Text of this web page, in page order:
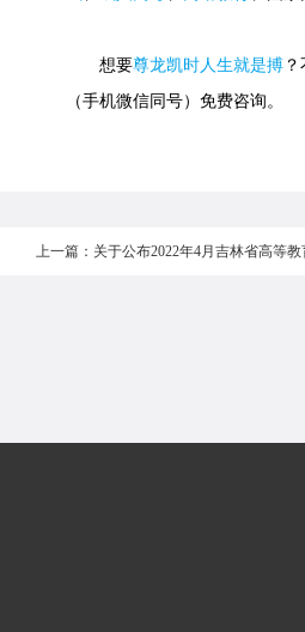
想要尊龙凯时人生就是搏
（手机微信同号）免费咨询。